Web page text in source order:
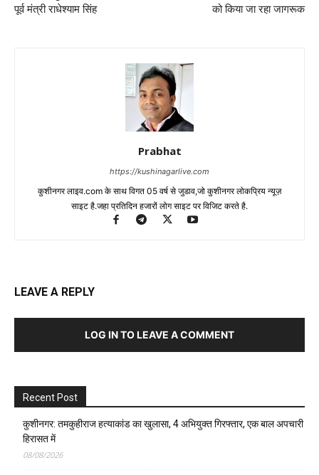
पूर्व मंत्री राधेश्याम सिंह
को किया जा रहा जागरूक
Prabhat
https://kushinagarlive.com
कुशीनगर लाइव.com के साथ विगत 05 वर्ष से जुडाव,जो कुशीनगर लोकप्रिय न्यूज़
साइट है.जहा प्रतिदिन हजारों लोग साइट पर विजिट करते है.
LEAVE A REPLY
LOG IN TO LEAVE A COMMENT
Recent Post
कुशीनगर: तमकुहीराज हत्याकांड का खुलासा, 4 अभियुक्त गिरफ्तार, एक बाल अपचारी
हिरासत में
08/08/2026